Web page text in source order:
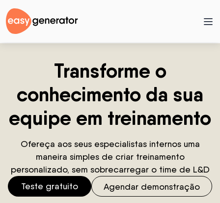
Transforme o
conhecimento da sua
equipe em treinamento
Ofereça aos seus especialistas internos uma
maneira simples de criar treinamento
personalizado, sem sobrecarregar o time de L&D
Teste gratuito
Agendar demonstração